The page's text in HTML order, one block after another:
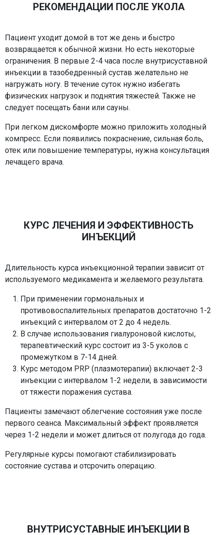
РЕКОМЕНДАЦИИ ПОСЛЕ УКОЛА
Пациент уходит домой в тот же день и быстро
возвращается к обычной жизни. Но есть некоторые
ограничения. В первые 2-4 часа после внутрисуставной
инъекции в тазобедренный сустав желательно не
нагружать ногу. В течение суток нужно избегать
физических нагрузок и поднятия тяжестей. Также не
следует посещать бани или сауны.
При легком дискомфорте можно приложить холодный
компресс. Если появились покраснение, сильная боль,
отек или повышение температуры, нужна консультация
лечащего врача.
КУРС ЛЕЧЕНИЯ И ЭФФЕКТИВНОСТЬ
ИНЪЕКЦИЙ
Длительность курса инъекционной терапии зависит от
используемого медикамента и желаемого результата.
При применении гормональных и
противовоспалительных препаратов достаточно 1-2
инъекций с интервалом от 2 до 4 недель.
В случае использования гиалуроновой кислоты,
терапевтический курс состоит из 3-5 уколов с
промежутком в 7-14 дней.
Курс методом PRP (плазмотерапии) включает 2-3
инъекции с интервалом 1-2 недели, в зависимости
от тяжести поражения сустава.
Пациенты замечают облегчение состояния уже после
первого сеанса. Максимальный эффект проявляется
через 1-2 недели и может длиться от полугода до года.
Регулярные курсы помогают стабилизировать
состояние сустава и отсрочить операцию.
ВНУТРИСУСТАВНЫЕ ИНЪЕКЦИИ В